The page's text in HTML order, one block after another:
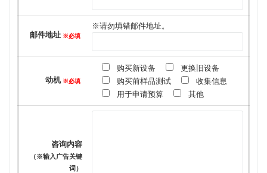
邮件地址 ※必填
※请勿填错邮件地址。
动机 ※必填
购买新设备
更换旧设备
购买前样品测试
收集信息
用于申请预算
其他
咨询内容
（※输入广告关键
词）